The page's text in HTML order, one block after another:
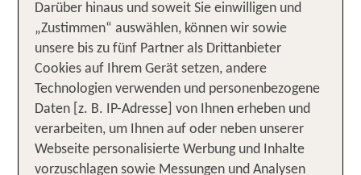
DasNachtleben von Mykonos Stadtist bei
Nachteulen berüchtigt für amüsante Clubnächte.
Doch Mykonos Stadt kann weitaus mehr, als
Feierwütige zu begeistern.Urige Cafésmit
leckerem Gebäck,einsame Strändeund
vielseitige Aktivitätenversprechen einen ganz
besonderen Urlaub an der ägäischen
Mittelmeerküste Griechenlands. Typisch für
Darüber hinaus und soweit Sie einwilligen und
„Zustimmen“ auswählen, können wir sowie
unsere bis zu fünf Partner als Drittanbieter
Cookies auf Ihrem Gerät setzen, andere
Technologien verwenden und personenbezogene
Daten [z. B. IP-Adresse] von Ihnen erheben und
verarbeiten, um Ihnen auf oder neben unserer
Webseite personalisierte Werbung und Inhalte
vorzuschlagen sowie Messungen und Analysen